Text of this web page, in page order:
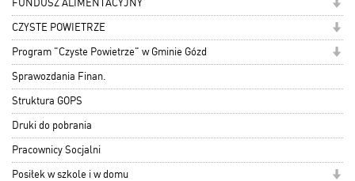
FUNDUSZ ALIMENTACYJNY
CZYSTE POWIETRZE
Program "Czyste Powietrze" w Gminie Gózd
Sprawozdania Finan.
Struktura GOPS
Druki do pobrania
Pracownicy Socjalni
Posiłek w szkole i w domu